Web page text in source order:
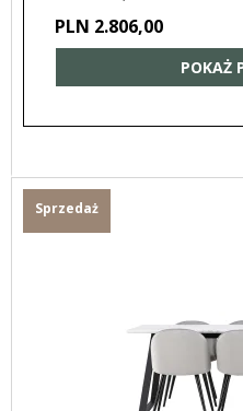
PLN 2.806,00
POKAŻ
Sprzedaż